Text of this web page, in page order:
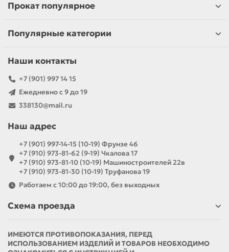
Прокат популярное
Популярные категории
Наши контакты
+7 (901) 997 14 15
Ежедневно с 9 до 19
338130@mail.ru
Наш адрес
+7 (901) 997-14-15 (10-19) Фрунзе 46
+7 (910) 973-81-62 (9-19) Чкалова 17
+7 (910) 973-81-10 (10-19) Машиностроителей 22в
+7 (910) 973-81-30 (10-19) Труфанова 19
Работаем с 10:00 до 19:00, без выходных
Схема проезда
ИМЕЮТСЯ ПРОТИВОПОКАЗАНИЯ, ПЕРЕД
ИСПОЛЬЗОВАНИЕМ ИЗДЕЛИЙ И ТОВАРОВ НЕОБХОДИМО